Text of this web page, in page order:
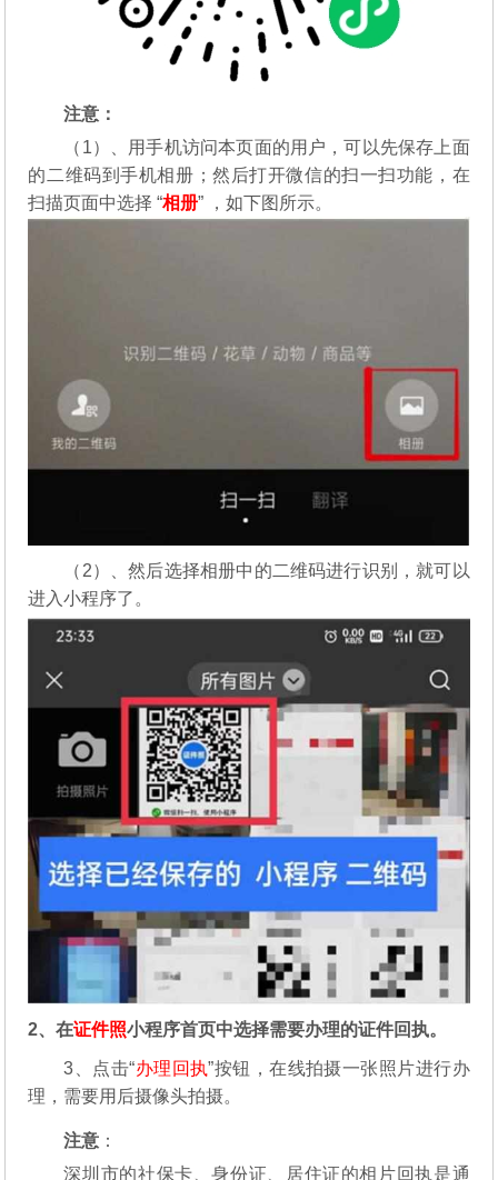
注意：
（1）、用手机访问本页面的用户，可以先保存上面
的二维码到手机相册；然后打开微信的扫一扫功能，在
扫描页面中选择 “相册” ，如下图所示。
（2）、然后选择相册中的二维码进行识别，就可以
进入小程序了。
2、在证件照小程序首页中选择需要办理的证件回执。
3、点击“办理回执”按钮，在线拍摄一张照片进行办
理，需要用后摄像头拍摄。
注意 ：
深圳市的社保卡、身份证、居住证的相片回执是通